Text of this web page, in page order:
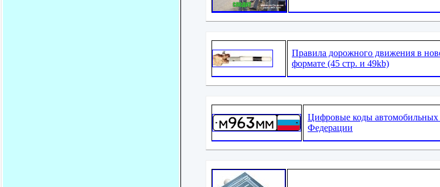
Правила дорожного движения в
формате (45 стр. и 49kb)
Цифровые коды автомобильных
Федерации